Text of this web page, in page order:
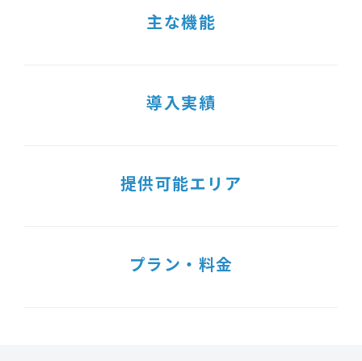
主な機能
導入実績
提供可能エリア
プラン・料金